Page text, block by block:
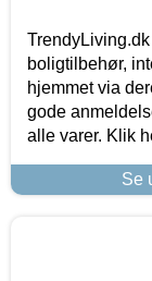
boligtilbehør,
hjemmet via
gode
alle varer. Klik
Se